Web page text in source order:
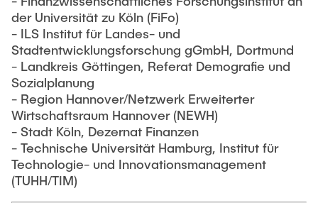
der Universität zu Köln (FiFo)
- ILS Institut für Landes- und
Stadtentwicklungsforschung gGmbH, Dortmund
- Landkreis Göttingen, Referat Demografie und
Sozialplanung
- Region Hannover/Netzwerk Erweiterter
Wirtschaftsraum Hannover (NEWH)
- Stadt Köln, Dezernat Finanzen
- Technische Universität Hamburg, Institut für
Technologie- und Innovationsmanagement
(TUHH/TIM)